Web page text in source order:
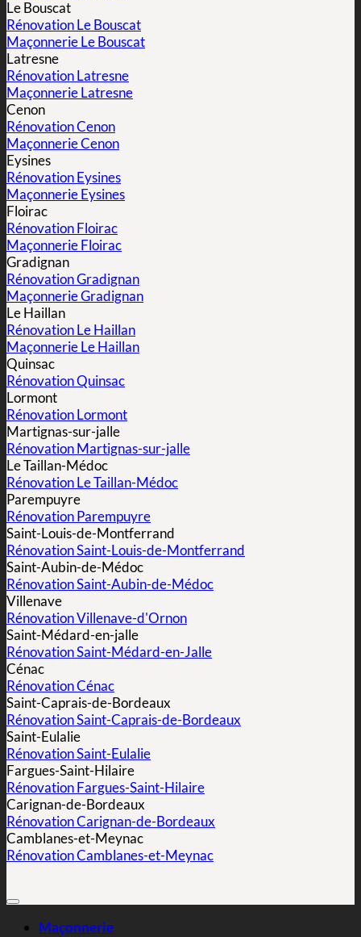
Le Bouscat
Rénovation Le Bouscat
Maçonnerie Le Bouscat
Latresne
Rénovation Latresne
Maçonnerie Latresne
Cenon
Rénovation Cenon
Maçonnerie Cenon
Eysines
Rénovation Eysines
Maçonnerie Eysines
Floirac
Rénovation Floirac
Maçonnerie Floirac
Gradignan
Rénovation Gradignan
Maçonnerie Gradignan
Le Haillan
Rénovation Le Haillan
Maçonnerie Le Haillan
Quinsac
Rénovation Quinsac
Lormont
Rénovation Lormont
Martignas-sur-jalle
Rénovation Martignas-sur-jalle
Le Taillan-Médoc
Rénovation Le Taillan-Médoc
Parempuyre
Rénovation Parempuyre
Saint-Louis-de-Montferrand
Rénovation Saint-Louis-de-Montferrand
Saint-Aubin-de-Médoc
Rénovation Saint-Aubin-de-Médoc
Villenave
Rénovation Villenave-d'Ornon
Saint-Médard-en-jalle
Rénovation Saint-Médard-en-Jalle
Cénac
Rénovation Cénac
Saint-Caprais-de-Bordeaux
Rénovation Saint-Caprais-de-Bordeaux
Saint-Eulalie
Rénovation Saint-Eulalie
Fargues-Saint-Hilaire
Rénovation Fargues-Saint-Hilaire
Carignan-de-Bordeaux
Rénovation Carignan-de-Bordeaux
Camblanes-et-Meynac
Rénovation Camblanes-et-Meynac
Maçonnerie